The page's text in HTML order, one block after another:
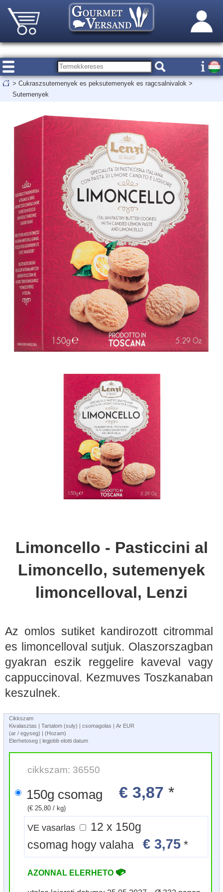
> Cukraszsutemenyek es peksutemenyek es ragcsalnivalok >
Sutemenyek
Limoncello - Pasticcini al
Limoncello, sutemenyek
limoncelloval, Lenzi
Az omlos sutiket kandirozott citrommal
es limoncelloval sutjuk. Olaszorszagban
gyakran eszik reggelire kaveval vagy
cappuccinoval. Kezmuves Toszkanaban
keszulnek.
Cikkszam
Kivalasztas | Tartalom (suly) | csomagolas | Ar EUR
(ar / egyseg) | (Hozam)
Elerhetoseg | legjobb elotti datum
cikkszam: 36550
150g csomag € 3,87 *
(€ 25,80 / kg)
VE vasarlas
12 x 150g
csomag hogy valaha€ 3,75 *
AZONNAL ELERHETO